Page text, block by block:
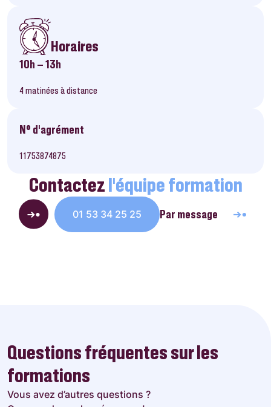
Horaires
10h – 13h
4 matinées à distance
N° d’agrément
11753874875
Contactezl’équipe formation
01 53 34 25 25 Par message
Questions fréquentes sur les
formations
Vous avez d’autres questions ?